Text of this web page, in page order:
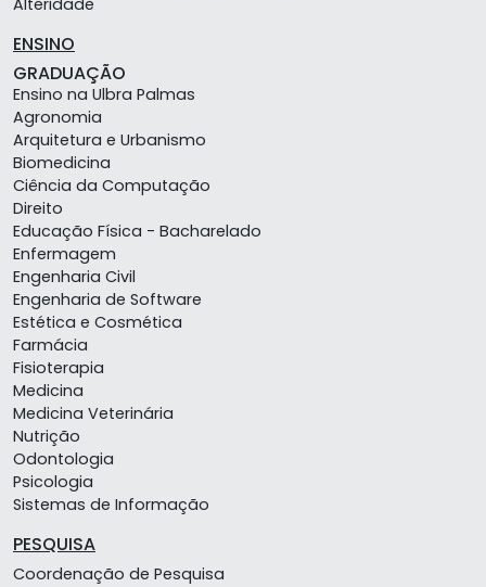
Alteridade
ENSINO
GRADUAÇÃO
Ensino na Ulbra Palmas
Agronomia
Arquitetura e Urbanismo
Biomedicina
Ciência da Computação
Direito
Educação Física - Bacharelado
Enfermagem
Engenharia Civil
Engenharia de Software
Estética e Cosmética
Farmácia
Fisioterapia
Medicina
Medicina Veterinária
Nutrição
Odontologia
Psicologia
Sistemas de Informação
PESQUISA
Coordenação de Pesquisa